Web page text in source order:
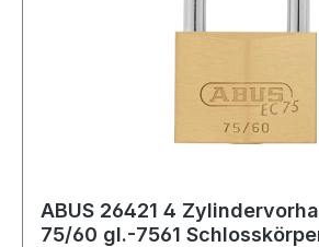
ABUS 26421 4
75/60 gl.-7561